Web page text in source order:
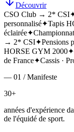
Découvrir
CSO Club → 2* CSI
personnalisé✦Tapis
éclairée✦
→ 2* CSI✦Pensions
HORSE GYM 2000✦
de France✦Cassis ·
— 01 / Manifeste
30+
années d'expérience
de l'équidé de sport.